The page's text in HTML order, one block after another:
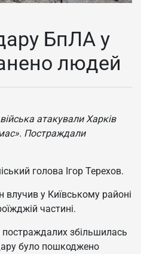
БпЛА у
людей
атакували Харків
Постраждали
голова Ігор Терехов.
у Київському районі
частині.
постраждалих збільшилась
було пошкоджено